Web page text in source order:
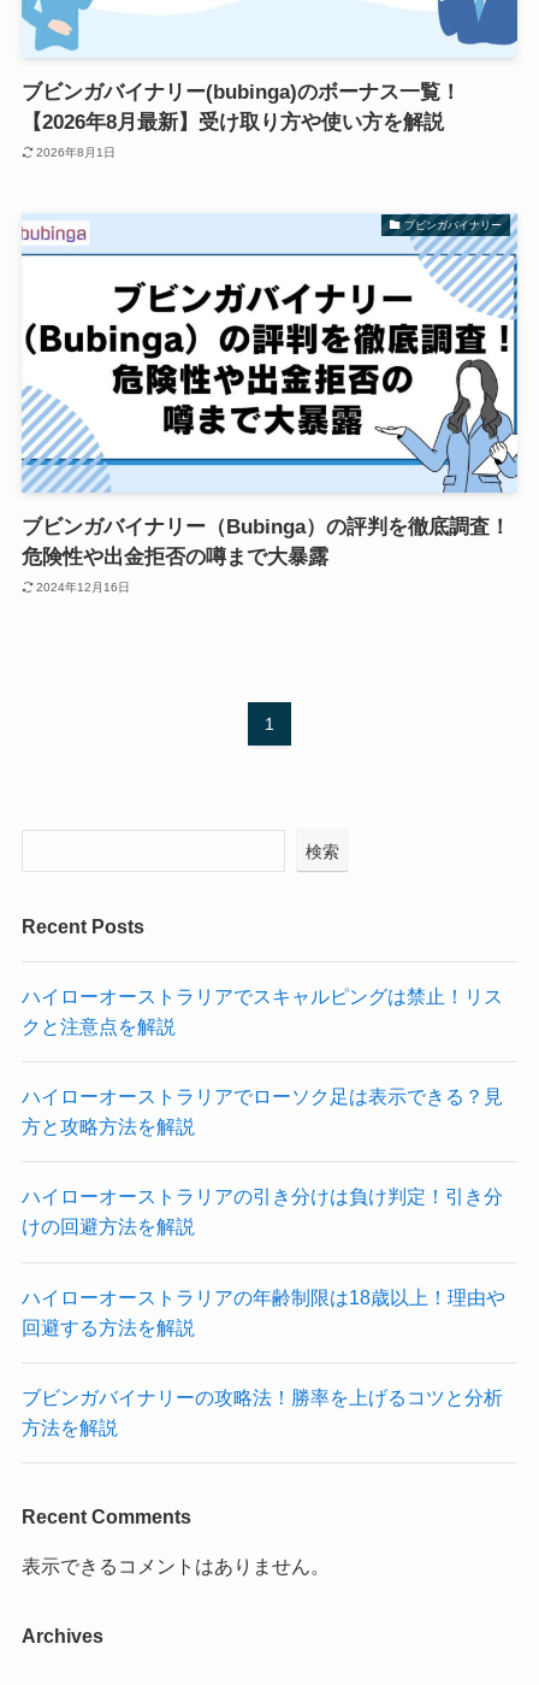
ブビンガバイナリー(bubinga)のボーナス一覧！
【2026年8月最新】受け取り方や使い方を解説
2026年8月1日
ブビンガバイナリー
ブビンガバイナリー（Bubinga）の評判を徹底調査！
危険性や出金拒否の噂まで大暴露
2024年12月16日
1
検索
Recent Posts
ハイローオーストラリアでスキャルピングは禁止！リス
クと注意点を解説
ハイローオーストラリアでローソク足は表示できる？見
方と攻略方法を解説
ハイローオーストラリアの引き分けは負け判定！引き分
けの回避方法を解説
ハイローオーストラリアの年齢制限は18歳以上！理由や
回避する方法を解説
ブビンガバイナリーの攻略法！勝率を上げるコツと分析
方法を解説
Recent Comments
表示できるコメントはありません。
Archives